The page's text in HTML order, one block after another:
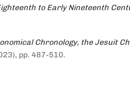
to Early Nineteenth
Chronology, the Jesuit
pp. 487-510.